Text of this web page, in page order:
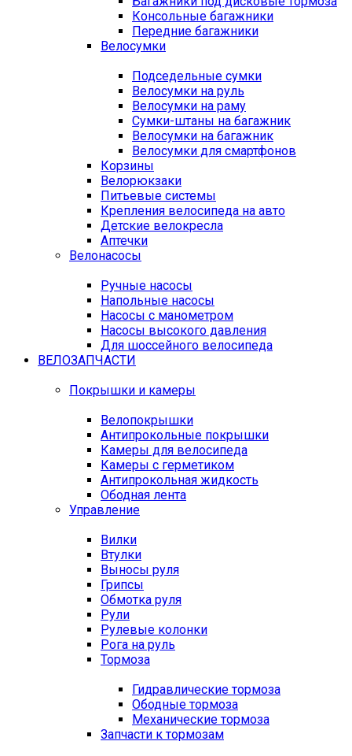
Консольные багажники
Передние багажники
Велосумки
Подседельные сумки
Велосумки на руль
Велосумки на раму
Сумки-штаны на багажник
Велосумки на багажник
Велосумки для смартфонов
Корзины
Велорюкзаки
Питьевые системы
Крепления велосипеда на авто
Детские велокресла
Аптечки
Велонасосы
Ручные насосы
Напольные насосы
Насосы с манометром
Насосы высокого давления
Для шоссейного велосипеда
ВЕЛОЗАПЧАСТИ
Покрышки и камеры
Велопокрышки
Антипрокольные покрышки
Камеры для велосипеда
Камеры с герметиком
Антипрокольная жидкость
Ободная лента
Управление
Вилки
Втулки
Выносы руля
Грипсы
Обмотка руля
Рули
Рулевые колонки
Рога на руль
Тормоза
Гидравлические тормоза
Ободные тормоза
Механические тормоза
Запчасти к тормозам